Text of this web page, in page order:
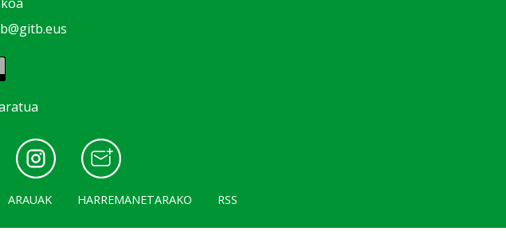
ARAUAK HARREMANETARAKO RSS